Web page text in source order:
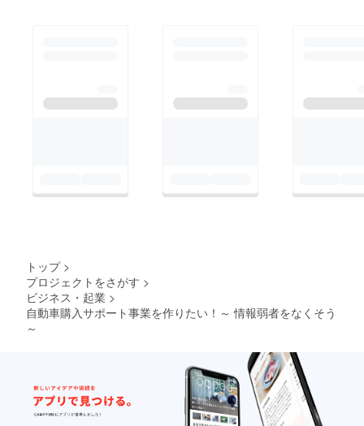
トップ >
プロジェクトをさがす >
ビジネス・起業 >
自動車購入サポート事業を作りたい！～ 情報弱者をなくそう
～